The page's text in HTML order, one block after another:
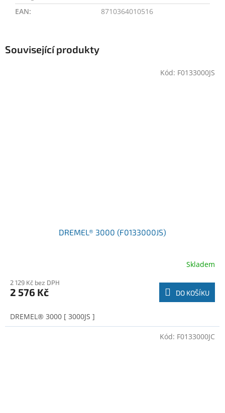
Související produkty
DREMEL® 3000 (F0133000JS)
Skladem
2 129 Kč bez DPH
2 576 Kč DO KOŠÍKU
DREMEL® 3000 [ 3000JS ]
Kód: F0133000JS
Kód: F0133000JC
EAN: 8710364010516